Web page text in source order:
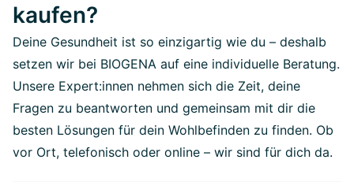
kaufen?
Deine Gesundheit ist so einzigartig wie du – deshalb
setzen wir bei BIOGENA auf eine individuelle Beratung.
Unsere Expert:innen nehmen sich die Zeit, deine
Fragen zu beantworten und gemeinsam mit dir die
besten Lösungen für dein Wohlbefinden zu finden. Ob
vor Ort, telefonisch oder online – wir sind für dich da.